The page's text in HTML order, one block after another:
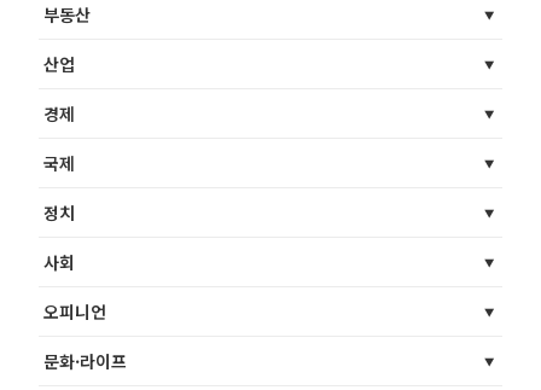
부동산
산업
경제
국제
정치
사회
오피니언
문화·라이프